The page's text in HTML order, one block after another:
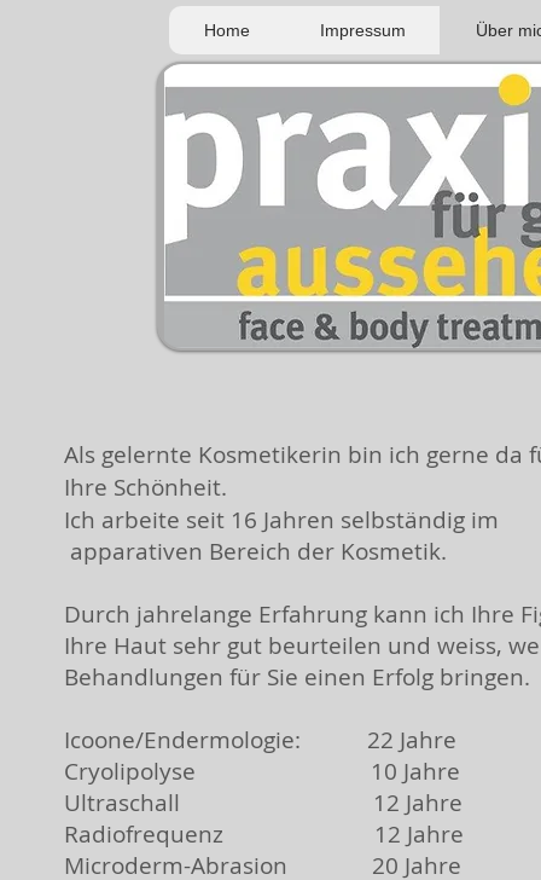
Home Impressum Über
Als gelernte Kosmetikerin bin ich gerne da
Ihre Schönheit.
Ich arbeite seit 16 Jahren selbständig im
apparativen Bereich der Kosmetik.
Durch jahrelange Erfahrung kann ich Ihre
Ihre Haut sehr gut beurteilen und weiss,
Behandlungen für Sie einen Erfolg bringen.
Icoone/Endermologie: 22 Jahre
Cryolipolyse 10 Jahre
Ultraschall 12 Jahre
Radiofrequenz 12 Jahre
Microderm-Abrasion 20 Jahre